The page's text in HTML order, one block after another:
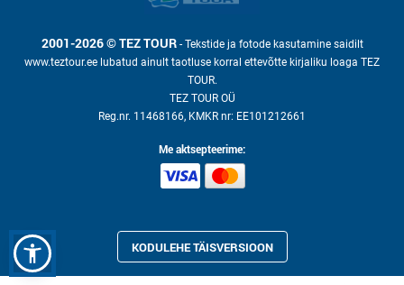
2001-2026 © TEZ TOUR- Tekstide ja fotode kasutamine saidilt
www.teztour.ee lubatud ainult taotluse korral ettevõtte kirjaliku loaga TEZ
TOUR.
TEZ TOUR OÜ
Reg.nr. 11468166, KMKR nr: EE101212661
Me aktsepteerime:
KODULEHE TÄISVERSIOON